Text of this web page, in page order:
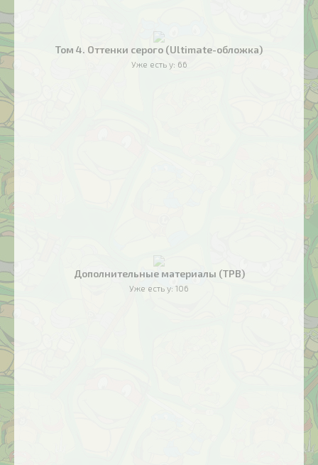
Том 4. Оттенки серого (Ultimate-обложка)
Уже есть у: 66
Дополнительные материалы (TPB)
Уже есть у: 106